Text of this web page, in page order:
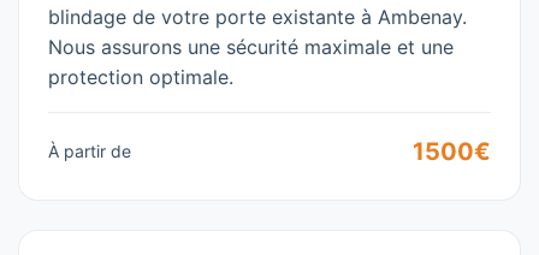
blindage de votre porte existante à Ambenay.
Nous assurons une sécurité maximale et une
protection optimale.
À partir de 1500€